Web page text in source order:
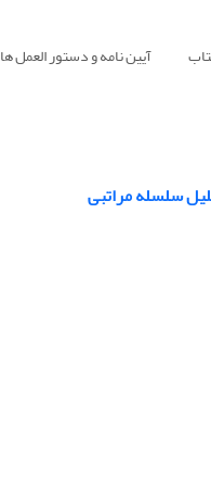
آیین نامه و دستور العمل ها
سلسله مراتبی